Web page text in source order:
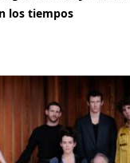
los tiempos